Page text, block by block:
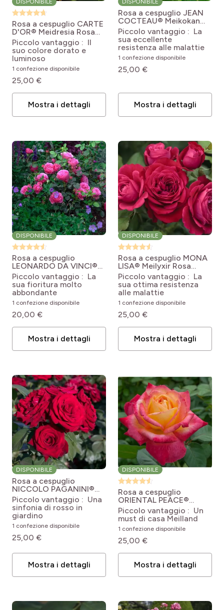
Rosa a cespuglio CARTE
D'OR® Meidresia Rosa
'Meidresia' CARTE
D'OR®
Piccolo vantaggio : Il
suo colore dorato e
luminoso
1 confezione disponibile
25,00 €
Mostra i dettagli
Rosa a cespuglio JEAN
COCTEAU® Meikokan
(CHARLESTON®) Rosa
'Meikokan' JEAN
COCTEAU®
Piccolo vantaggio : La
sua eccellente
resistenza alle malattie
1 confezione disponibile
25,00 €
Mostra i dettagli
DISPONIBILE
Rosa a cespuglio
LEONARDO DA VINCI®
Meideauri Rosa x
floribunda Leonardo Da
Vinci® Meideauri
Piccolo vantaggio : La
sua fioritura molto
abbondante
1 confezione disponibile
20,00 €
Mostra i dettagli
DISPONIBILE
Rosa a cespuglio MONA
LISA® Meilyxir Rosa
polyantha MONA LISA ®
'Meilyxir'
Piccolo vantaggio : La
sua ottima resistenza
alle malattie
1 confezione disponibile
25,00 €
Mostra i dettagli
DISPONIBILE
Rosa a cespuglio
NICCOLO PAGANINI®
Meicairma Rosa
'Meicairma' NICCOLO
PAGANINI®
Piccolo vantaggio : Una
sinfonia di rosso in
giardino
1 confezione disponibile
25,00 €
Mostra i dettagli
DISPONIBILE
Rosa a cespuglio
ORIENTAL PEACE®
Baipeace Rosa Pullman
Orient Express®
'Baipeace'
Piccolo vantaggio : Un
must di casa Meilland
1 confezione disponibile
25,00 €
Mostra i dettagli